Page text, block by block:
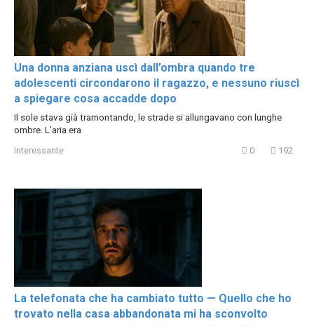
Una donna anziana uscì dall’ombra quando tre
adolescenti circondarono il ragazzo, e nessuno riuscì
a spiegare cosa accadde dopo
Il sole stava già tramontando, le strade si allungavano con lunghe
ombre. L’aria era
Interessante 0 192
La telefonata che ha cambiato tutto — Quello che ho
trovato nella casa abbandonata mi ha sconvolto